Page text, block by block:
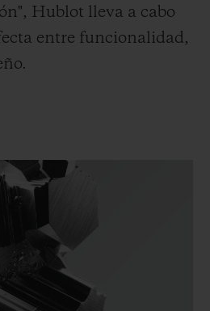
Hublot lleva a cabo
entre funcionalidad,